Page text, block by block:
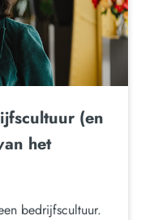
(en
het
bedrijfscultuur.